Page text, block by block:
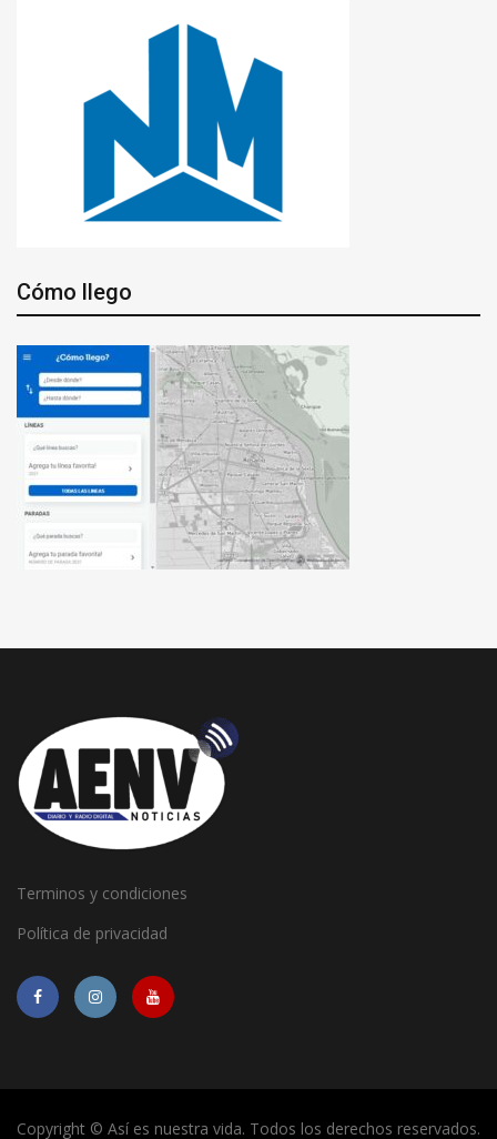
Cómo llego
Terminos y condiciones
Política de privacidad
Copyright © Así es nuestra vida. Todos los derechos reservados.